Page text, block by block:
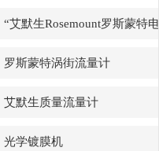
“艾默生Rosemount罗斯蒙特电
磁流量计
罗斯蒙特涡街流量计
艾默生质量流量计
光学镀膜机